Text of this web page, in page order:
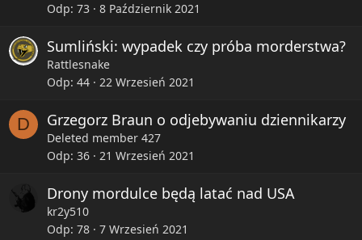
Odp 73 8 Październik 2021
Sumliński: wypadek czy próba morderstwa?
Rattlesnake
Odp 44 22 Wrzesień 2021
D Grzegorz Braun o odjebywaniu dziennikarzy
Deleted member 427
Odp 36 21 Wrzesień 2021
Drony mordulce będą latać nad USA
kr2y510
Odp 78 7 Wrzesień 2021